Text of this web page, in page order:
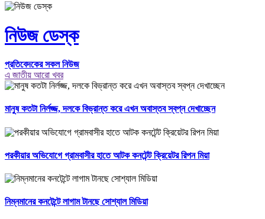
নিউজ ডেস্ক
প্রতিবেদকের সকল নিউজ
এ জাতীয় আরো খবর
মানুষ কতটা নির্লজ্জ, দলকে বিভ্রান্ত করে এখন অবাস্তব স্বপ্ন দেখাচ্ছেন
পরকীয়ার অভিযোগে গ্রামবাসীর হাতে আটক কনটেন্ট ক্রিয়েটর রিপন মিয়া
নিম্নমানের কনটেন্টে লাগাম টানছে সোশ্যাল মিডিয়া